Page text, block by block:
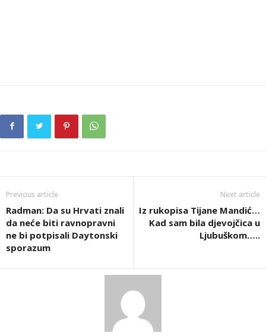
Previous article
Radman: Da su Hrvati znali
da neće biti ravnopravni
ne bi potpisali Daytonski
sporazum
Next article
Iz rukopisa Tijane Mandić…
Kad sam bila djevojčica u
Ljubuškom…..